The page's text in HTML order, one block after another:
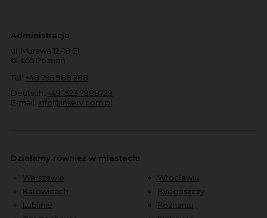
Administracja
ul. Murawa 12-18 E1
61-655 Poznań
Tel: +48 795 988 288
Deutsch: +49 1523 7988729
E-mail: info@inserv.com.pl
Działamy również w miastach:
Warszawie
Katowicach
Lublinie
Wrocławiu
Bydgoszczy
Poznaniu